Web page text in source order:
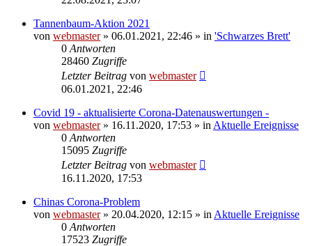
Tannenbaum-Aktion 2021
von webmaster» 06.01.2021, 22:46 » in 'Schwarzes Brett'
0 Antworten
28460 Zugriffe
Letzter Beitrag von webmaster
06.01.2021, 22:46
Covid 19 - aktualisierte Corona-Datenauswertungen -
von webmaster» 16.11.2020, 17:53 » in Aktuelle Ereignisse
0 Antworten
15095 Zugriffe
Letzter Beitrag von webmaster
16.11.2020, 17:53
Chinas Corona-Problem
von webmaster» 20.04.2020, 12:15 » in Aktuelle Ereignisse
0 Antworten
17523 Zugriffe